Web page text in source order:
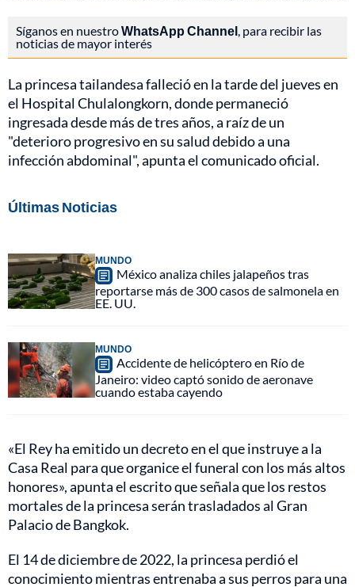
Síganos en nuestroWhatsApp Channel, para recibir las
noticias de mayor interés
La princesa tailandesa falleció en la tarde del jueves en
el Hospital Chulalongkorn, donde permaneció
ingresada desde más de tres años, a raíz de un
"deterioro progresivo en su salud debido a una
infección abdominal", apunta el comunicado oficial.
Últimas Noticias
MUNDO
México analiza chiles jalapeños tras
reportarse más de 300 casos de salmonela en
EE. UU.
MUNDO
Accidente de helicóptero en Río de
Janeiro: video captó sonido de aeronave
cuando estaba cayendo
«El Rey ha emitido un decreto en el que instruye a la
Casa Real para que organice el funeral con los más altos
honores», apunta el escrito que señala que los restos
mortales de la princesa serán trasladados al Gran
Palacio de Bangkok.
El 14 de diciembre de 2022, la princesa perdió el
conocimiento mientras entrenaba a sus perros para una